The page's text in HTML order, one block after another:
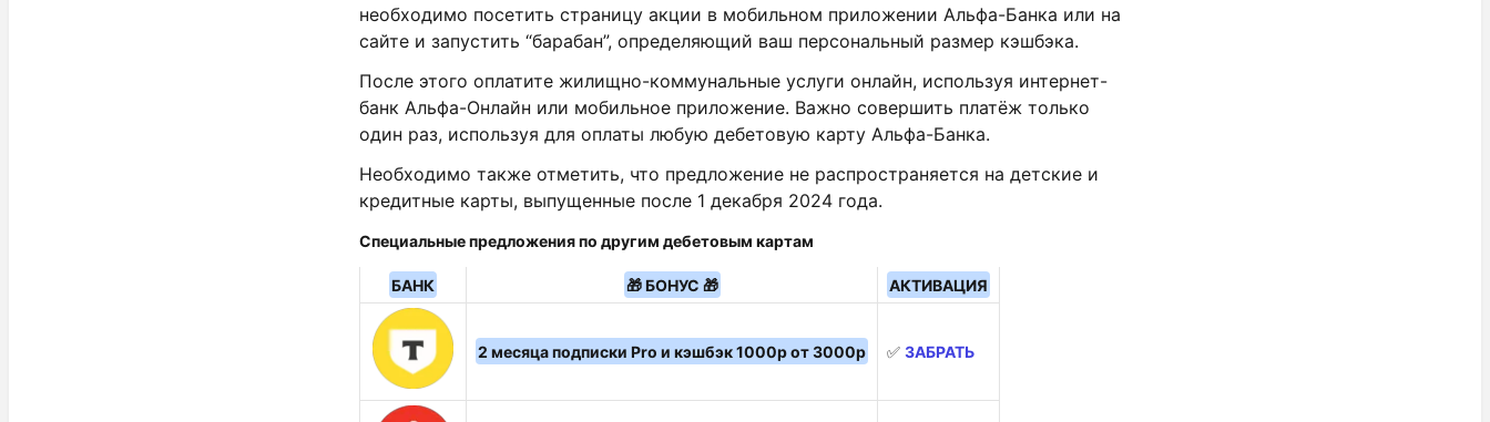
необходимо посетить страницу акции в мобильном приложении Альфа-Банка или на
сайте и запустить “барабан”, определяющий ваш персональный размер кэшбэка.
После этого оплатите жилищно-коммунальные услуги онлайн, используя интернет-
банк Альфа-Онлайн или мобильное приложение. Важно совершить платёж только
один раз, используя для оплаты любую дебетовую карту Альфа-Банка.
Необходимо также отметить, что предложение не распространяется на детские и
кредитные карты, выпущенные после 1 декабря 2024 года.
Специальные предложения по другим дебетовым картам
БАНК 🎁 БОНУС 🎁 АКТИВАЦИЯ
2 месяца подписки Pro и кэшбэк 1000р от 3000р ✅ ЗАБРАТЬ